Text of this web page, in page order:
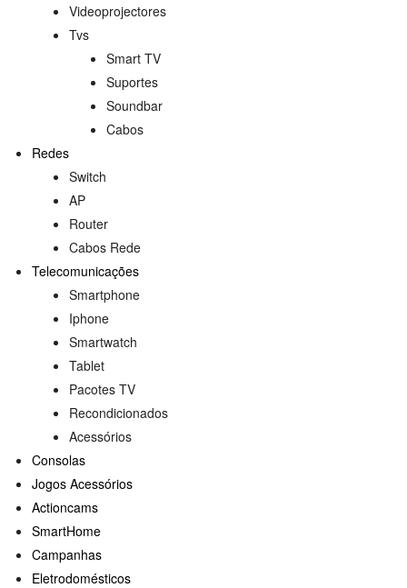
Videoprojectores
Tvs
Smart TV
Suportes
Soundbar
Cabos
Redes
Switch
AP
Router
Cabos Rede
Telecomunicações
Smartphone
Iphone
Smartwatch
Tablet
Pacotes TV
Recondicionados
Acessórios
Consolas
Jogos Acessórios
Actioncams
SmartHome
Campanhas
Eletrodomésticos